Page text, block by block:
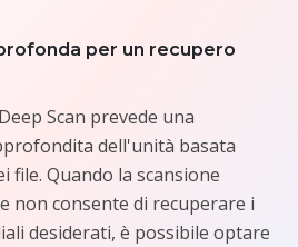
per un recupero
Scan prevede una
dell'unità basata
file. Quando la scansione
non consente di recuperare i
desiderati, è possibile optare